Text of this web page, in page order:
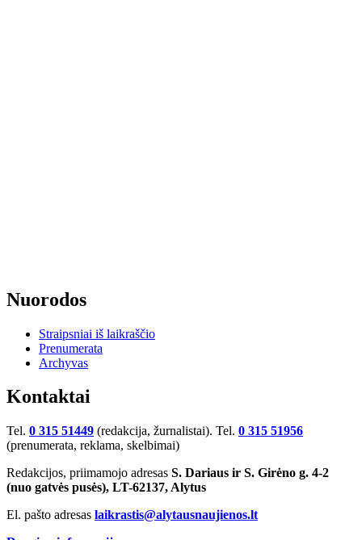
Nuorodos
Straipsniai iš laikraščio
Prenumerata
Archyvas
Kontaktai
Tel. 0 315 51449 (redakcija, žurnalistai). Tel. 0 315 51956
(prenumerata, reklama, skelbimai)
Redakcijos, priimamojo adresas S. Dariaus ir S. Girėno g. 4-2
(nuo gatvės pusės), LT-62137, Alytus
El. pašto adresas laikrastis@alytausnaujienos.lt